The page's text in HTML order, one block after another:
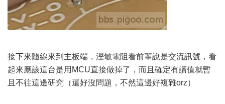
接下來隨線來到主板端，溼敏電阻看前輩說是交流訊號，看
起來應該這台是用MCU直接做掉了，而且確定有讀值就暫
且不往這邊研究（還好沒問題，不然這邊好複雜orz）